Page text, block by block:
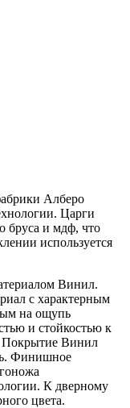
Алберо
Царги
бруса и мдф, что
используется
Винил.
с характерным
на ощупь
и стойкостью к
Покрытие Винил
Финишное
К дверному
цвета.